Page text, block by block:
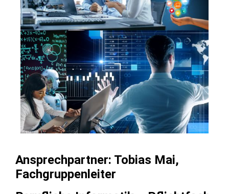
Ansprechpartner: Tobias Mai,
Fachgruppenleiter